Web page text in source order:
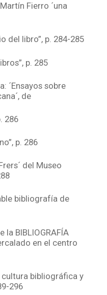
Fierro ´una
del libro”, p. 284-285
p. 285
´Ensayos sobre
de
286
p. 286
del Museo
bibliografía de
BIBLIOGRAFÍA
en el centro
bibliográfica y
296